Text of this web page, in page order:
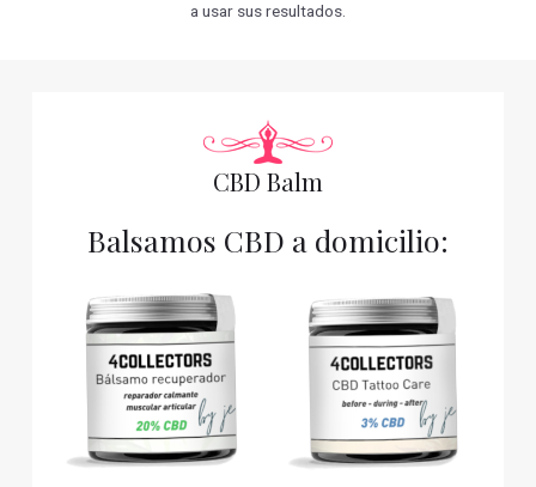
a usar sus resultados.
CBD Balm
Balsamos CBD a domicilio: